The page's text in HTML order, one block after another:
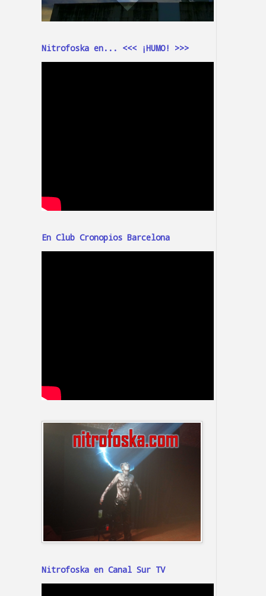
Nitrofoska en... <<< ¡HUMO! >>>
En Club Cronopios Barcelona
Nitrofoska en Canal Sur TV